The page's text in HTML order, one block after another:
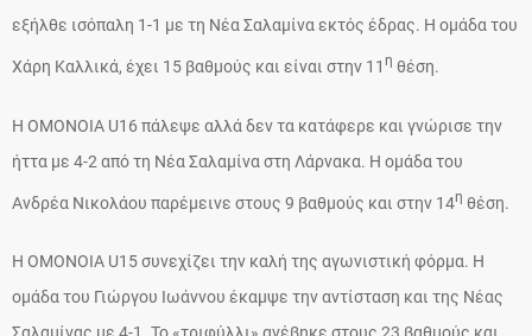
εξήλθε ισόπαλη 1-1 με τη Νέα Σαλαμίνα εκτός έδρας. Η ομάδα του
Χάρη Καλλικά, έχει 15 βαθμούς και είναι στην 11 η θέση.
Η ΟΜΟΝΟΙΑ U16 πάλεψε αλλά δεν τα κατάφερε και γνώρισε την
ήττα με 4-2 από τη Νέα Σαλαμίνα στη Λάρνακα. Η ομάδα του
Ανδρέα Νικολάου παρέμεινε στους 9 βαθμούς και στην 14η θέση.
Η ΟΜΟΝΟΙΑ U15 συνεχίζει την καλή της αγωνιστική φόρμα. Η
ομάδα του Γιώργου Ιωάννου έκαμψε την αντίσταση και της Νέας